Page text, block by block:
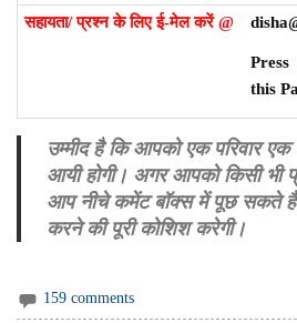
सहायता/ प्रश्न के लिए ई-मेल करें @
this
उम्मीद है कि आपको एक परिवार एक
आयी होगी। अगर आपको किसी भी
आप नीचे कमेंट बॉक्स में पूछ सकते
करने की पूरी कोशिश करेगी।
159 comments